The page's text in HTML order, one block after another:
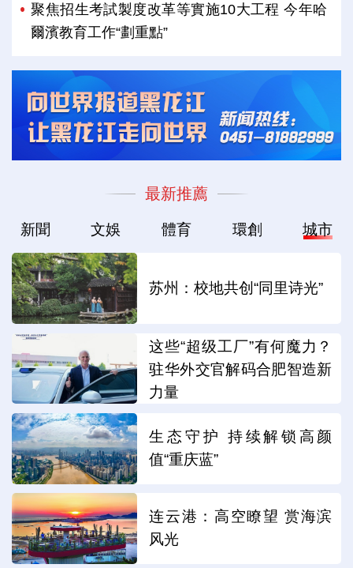
聚焦招生考試製度改革等實施10大工程 今年哈
爾濱教育工作“劃重點”
最新推薦
新聞 文娛 體育 環創 城市
苏州：校地共创“同里诗光”
这些“超级工厂”有何魔力？
驻华外交官解码合肥智造新
力量
生态守护 持续解锁高颜
值“重庆蓝”
连云港：高空瞭望 赏海滨
风光